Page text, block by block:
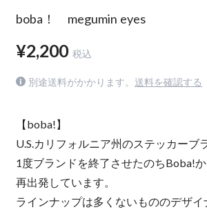
boba！ megumin eyes
¥2,200 税込
別途送料がかかります。 送料を確認する
【boba!】
U.S.カリフォルニア州のステッカーブ
1度ブランドを終了させたのちBoba!
再出発しています。
ラインナップは多くないもののデザ